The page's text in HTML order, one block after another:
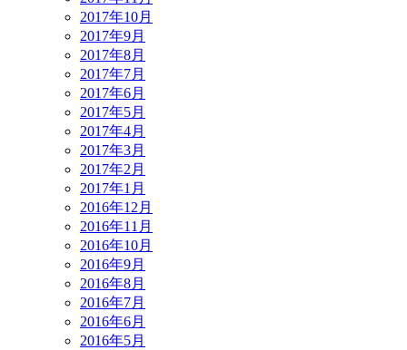
2017年10月
2017年9月
2017年8月
2017年7月
2017年6月
2017年5月
2017年4月
2017年3月
2017年2月
2017年1月
2016年12月
2016年11月
2016年10月
2016年9月
2016年8月
2016年7月
2016年6月
2016年5月